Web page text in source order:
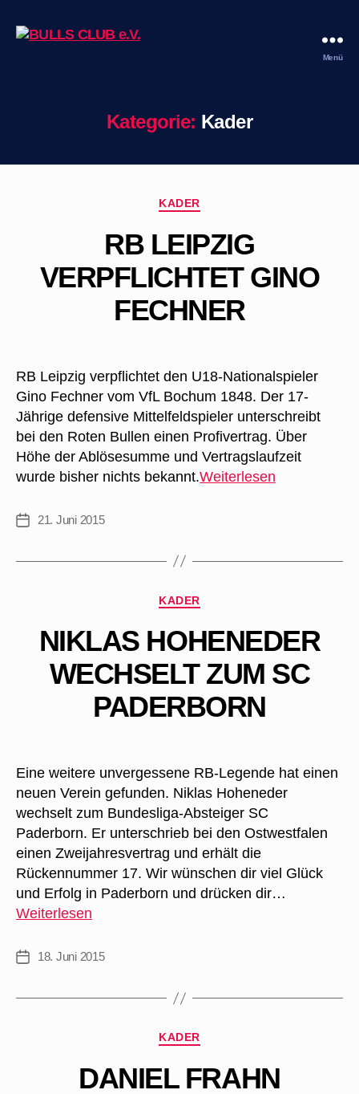
Menü
Kategorie: Kader
Kategorien
KADER
RB LEIPZIG
VERPFLICHTET GINO
FECHNER
RB Leipzig verpflichtet den U18-Nationalspieler
Gino Fechner vom VfL Bochum 1848. Der 17-
Jährige defensive Mittelfeldspieler unterschreibt
bei den Roten Bullen einen Profivertrag. Über
Höhe der Ablösesumme und Vertragslaufzeit
wurde bisher nichts bekannt.Weiterlesen
Veröffentlichungsdatum
21. Juni 2015
Kategorien
KADER
NIKLAS HOHENEDER
WECHSELT ZUM SC
PADERBORN
Eine weitere unvergessene RB-Legende hat einen
neuen Verein gefunden. Niklas Hoheneder
wechselt zum Bundesliga-Absteiger SC
Paderborn. Er unterschrieb bei den Ostwestfalen
einen Zweijahresvertrag und erhält die
Rückennummer 17. Wir wünschen dir viel Glück
und Erfolg in Paderborn und drücken dir…
Weiterlesen
wechselt
Veröffentlichungsdatum
18. Juni 2015
Kategorien
KADER
DANIEL FRAHN